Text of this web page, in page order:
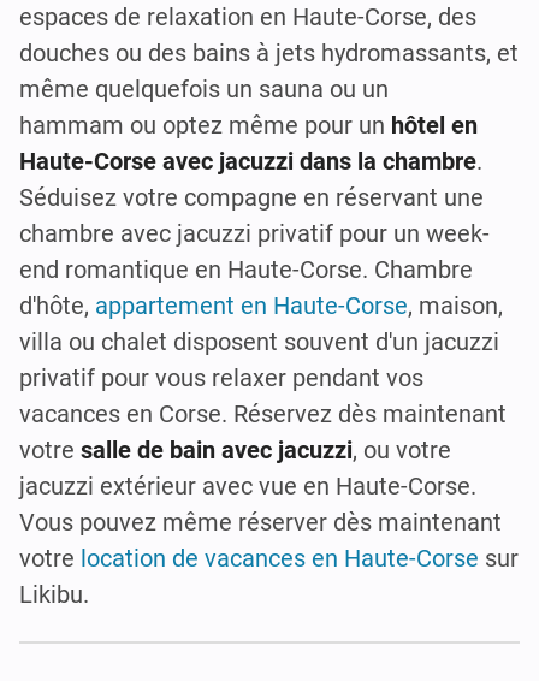
espaces de relaxation en Haute-Corse, des
douches ou des bains à jets hydromassants, et
même quelquefois un sauna ou un
hammam ou optez même pour un hôtel en
Haute-Corse avec jacuzzi dans la chambre.
Séduisez votre compagne en réservant une
chambre avec jacuzzi privatif pour un week-
end romantique en Haute-Corse. Chambre
d'hôte, appartement en Haute-Corse, maison,
villa ou chalet disposent souvent d'un jacuzzi
privatif pour vous relaxer pendant vos
vacances en Corse. Réservez dès maintenant
votre salle de bain avec jacuzzi, ou votre
jacuzzi extérieur avec vue en Haute-Corse.
Vous pouvez même réserver dès maintenant
votre location de vacances en Haute-Corse sur
Likibu.